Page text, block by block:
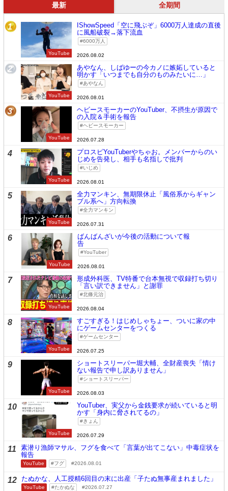
最新 全期間
1
YouTube
IShowSpeed「空に飛ぶぞ」6000万人達成の直後
に風船破裂→落下流血
6000万人
2026.08.02
2
YouTube
あやなん、しばゆーの今カノに嫉妬していると
明かす「いつまでも自分のものみたいに…」
あやなん
2026.08.01
3
YouTube
ヘビースモーカーのYouTuber、不摂生が原因で
の入院＆手術を報告
ヘビースモーカー
2026.07.28
4
YouTube
プロスピYouTuberやちゃお。メンバーからのい
じめを告発し、相手も名指しで批判
いじめ
2026.08.01
5
YouTube
全力マンキン、無期限休止「風俗系からギャン
ブル系へ」方向転換
全力マンキン
2026.07.31
6
YouTube
ばんばんざいが今後の活動について報
告
YouTuber
2026.08.01
7
YouTube
形成外科医、TV特番で台本無視で収録打ち切り
「言い訳できません」と謝罪
北條元治
2026.08.04
8
YouTube
すごすぎる！はじめしゃちょー、ついに家の中
にゲームセンターをつくる
ゲームセンター
2026.07.25
9
YouTube
ショートスリーパー堀大輔、全財産喪失「情け
ない報告で申し訳ありません」
ショートスリーパー
2026.08.03
10
YouTube
YouTuber、実父から金銭要求が続いていると明
かす「身内に脅されてるの」
きょん
2026.07.29
11
素潜り漁師マサル、フグを食べて「言葉が出てこない」中毒症状を
報告
YouTube フグ 2026.08.01
12 たぬかな、人工授精6回目の末に出産「子たぬ無事産まれました」
YouTube たかぬな 2026.07.27